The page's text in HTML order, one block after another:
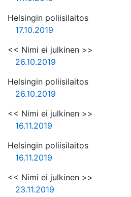
Helsingin poliisilaitos
17.10.2019
<< Nimi ei julkinen >>
26.10.2019
Helsingin poliisilaitos
26.10.2019
<< Nimi ei julkinen >>
16.11.2019
Helsingin poliisilaitos
16.11.2019
<< Nimi ei julkinen >>
23.11.2019